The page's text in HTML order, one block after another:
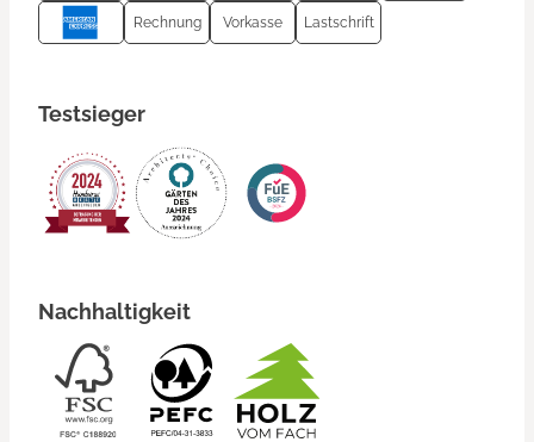
Rechnung Vorkasse Lastschrift
Testsieger
Nachhaltigkeit